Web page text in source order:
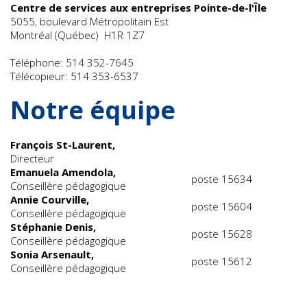
Centre de services aux entreprises Pointe-de-l'Île
5055, boulevard Métropolitain Est
Montréal (Québec) H1R 1Z7
Téléphone: 514 352-7645
Télécopieur: 514 353-6537
Notre équipe
François St-Laurent,
Directeur
Emanuela Amendola,
Conseillère pédagogique
poste 15634
Annie Courville,
Conseillère pédagogique
poste 15604
Stéphanie Denis,
Conseillère pédagogique
poste 15628
Sonia Arsenault,
Conseillère pédagogique
poste 15612